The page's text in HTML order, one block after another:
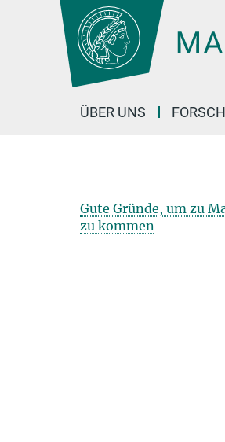
Hauptinhalt
ÜBER UNS
Gute Gründe, um zu
zu kommen